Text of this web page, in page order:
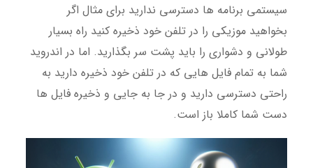
سیستمی برنامه ها دسترسی ندارید برای مثال اگر
بخواهید موزیکی را در تلفن خود ذخیره کنید راه بسیار
طولانی و دشواری را باید پشت سر بگذارید. اما در اندروید
شما به تمام فایل هایی که در تلفن خود ذخیره دارید به
راحتی دسترسی دارید و در جا به جایی و ذخیره فایل ها
دست شما کاملا باز است.